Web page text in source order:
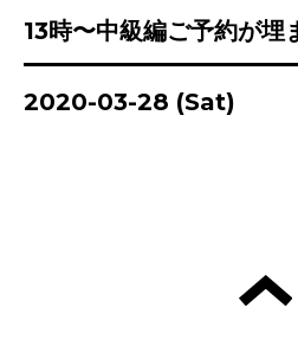
13時〜中級編ご予約が埋
2020-03-28 (Sat)